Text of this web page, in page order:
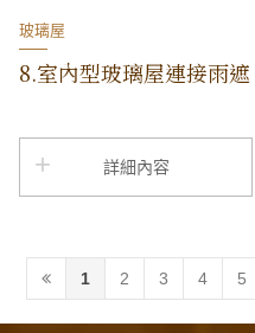
玻璃屋
8.室內型玻璃屋連接雨遮
詳細內容
1 2 3 4 5